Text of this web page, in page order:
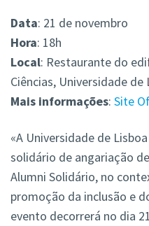
Data: 21 de novembro
Hora: 18h
Local: Restaurante do
Ciências, Universidade de
Mais informações: Site
«A Universidade de
solidário de angariação
Alumni Solidário, no
promoção da inclusão e
evento decorrerá no dia